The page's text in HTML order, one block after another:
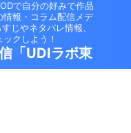
で自分の好みで作品
報・コラム配信メデ
じやネタバレ情報、
クしよう！
「UDIラボ東